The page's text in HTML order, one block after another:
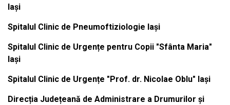
Iași
Spitalul Clinic de Pneumoftiziologie Iași
Spitalul Clinic de Urgențe pentru Copii "Sfânta Maria"
Iași
Spitalul Clinic de Urgențe "Prof. dr. Nicolae Oblu" Iași
Direcția Județeană de Administrare a Drumurilor și